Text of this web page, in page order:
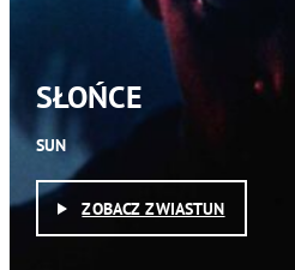
SŁOŃCE
SUN
ZOBACZ ZWIASTUN